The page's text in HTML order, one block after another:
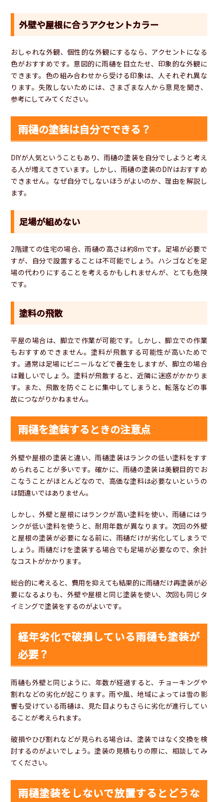
外壁や屋根に合うアクセントカラー
おしゃれな外観、個性的な外観にするなら、アクセントになる
色がおすすめです。意図的に雨樋を目立たせ、印象的な外観に
できます。色の組み合わせから受ける印象は、人それぞれ異な
ります。失敗しないためには、さまざまな人から意見を聞き、
参考にしてみてください。
雨樋の塗装は自分でできる？
DIYが人気ということもあり、雨樋の塗装を自分でしようと考え
る人が増えてきています。しかし、雨樋の塗装のDIYはおすすめ
できません。なぜ自分でしないほうがよいのか、理由を解説し
ます。
足場が組めない
2階建ての住宅の場合、雨樋の高さは約8ｍです。足場が必要で
すが、自分で設置することは不可能でしょう。ハシゴなどを足
場の代わりにすることを考えるかもしれませんが、とても危険
です。
塗料の飛散
平屋の場合は、脚立で作業が可能です。しかし、脚立での作業
もおすすめできません。塗料が飛散する可能性が高いためで
す。通常は足場にビニールなどで養生をしますが、脚立の場合
は難しいでしょう。塗料が飛散すると、近隣に迷惑がかかりま
す。また、飛散を防ぐことに集中してしまうと、転落などの事
故につながりかねません。
雨樋を塗装するときの注意点
外壁や屋根の塗装と違い、雨樋塗装はランクの低い塗料をすす
められることが多いです。確かに、雨樋の塗装は美観目的でお
こなうことがほとんどなので、高価な塗料は必要ないというの
は間違いではありません。
しかし、外壁と屋根にはランクが高い塗料を使い、雨樋にはラ
ンクが低い塗料を使うと、耐用年数が異なります。次回の外壁
と屋根の塗装が必要になる前に、雨樋だけが劣化してしまうで
しょう。雨樋だけを塗装する場合でも足場が必要なので、余計
なコストがかかります。
総合的に考えると、費用を抑えても結果的に雨樋だけ再塗装が必
要になるよりも、外壁や屋根と同じ塗装を使い、次回も同じタ
イミングで塗装をするのがよいです。
経年劣化で破損している雨樋も塗装が
必要？
雨樋も外壁と同じように、年数が経過すると、チョーキングや
割れなどの劣化が起こります。雨や風、地域によっては雪の影
響も受けている雨樋は、見た目よりもさらに劣化が進行してい
ることが考えられます。
破損やひび割れなどが見られる場合は、塗装ではなく交換を検
討するのがよいでしょう。塗装の見積もりの際に、相談してみ
てください。
雨樋塗装をしないで放置するとどうな